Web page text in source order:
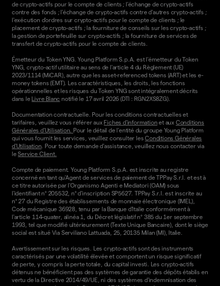
de crypto-actifs pour le compte de clients ; l'échange de crypto-actifs
contre des fonds ; l'échange de crypto-actifs contre d'autres crypto-actifs ;
l'exécution d'ordres sur crypto-actifs pour le compte de clients ; le
placement de crypto-actifs ; la fourniture de conseils sur les crypto-actifs ;
la gestion de portefeuille sur crypto-actifs ; la fourniture de services de
transfert de crypto-actifs pour le compte de clients.
Émetteur du Token YNG. Young Platform S.p.A. est l'émetteur du Token
YNG, crypto-actif utilitaire au sens de l'article 4 du Règlement (UE)
2023/1114 (MiCAR), autre que les asset-referenced tokens (ART) et les e-
money tokens (EMT). Les caractéristiques, les droits, les fonctions
opérationnelles et les risques du Token YNG sont intégralement décrits
dans le Livre Blanc notifié le 17 avril 2026 (DTI : RGN2XS8ZG).
Documentation contractuelle. Pour les conditions contractuelles et
tarifaires, veuillez vous référer aux Fiches d'information et aux Conditions
Générales d'Utilisation. Pour le détail de l'entité du groupe Young Platform
qui vous fournit les services, veuillez consulter lesConditions Générales
d'Utilisation. Pour toute demande d'assistance, veuillez nous contacter via
leService Client.
Compte de paiement. Young Platform S.p.A. est inscrite au registre
concerné en tant qu'Agent de services de paiement de TPPay S.r.l. et est à
ce titre autorisée par l'Organismo Agenti e Mediatori (OAM) sous
l'identifiant n° 205532, n° d'inscription SP5627. TPPay S.r.l. est inscrite au
n° 27 du Registre des établissements de monnaie électronique (IMEL),
Code mécanique 36928, tenu par la Banque d'Italie conformément à
l'article 114-quater, alinéa 1, du Décret législatif n° 385 du 1er septembre
1993, tel que modifié ultérieurement (Texte Unique Bancaire), dont le siège
social est situé Via Serviliano Lattuada, 25, 20135 Milan (MI), Italie.
Avertissement sur les risques. Les crypto-actifs sont des instruments
caractérisés par une volatilité élevée et comportent un risque significatif
de perte, y compris la perte totale, du capital investi. Les crypto-actifs
détenus ne bénéficient pas des systèmes de garantie des dépôts établis en
vertu de la Directive 2014/49/UE, ni des systèmes d'indemnisation des